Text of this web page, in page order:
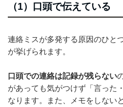
（1）口頭で伝えている
連絡ミスが多発する原因のひと
が挙げられます。
口頭での連絡は記録が残らない
があっても気がつけず「言った
なります。また、メモをしない